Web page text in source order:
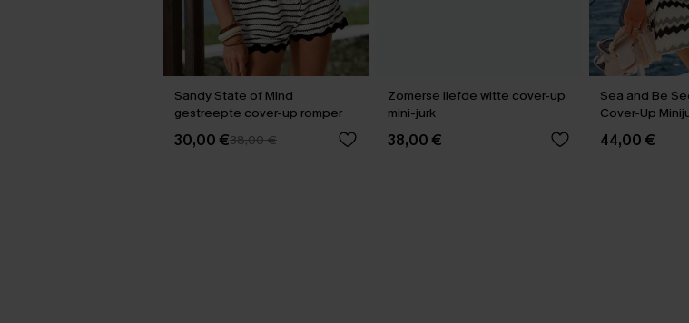
Sandy State of Mind
gestreepte cover-up romper
30,00 €38,00 €
Zomerse liefde witte cover-up
mini-jurk
38,00 €
Sea and Be
Cover-Up
44,00 €